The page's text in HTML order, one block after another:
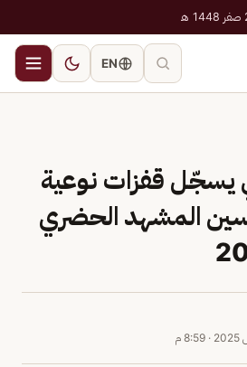
EN
يسجّل قفزات نوعية
المشهد الحضري
· 8:59 م